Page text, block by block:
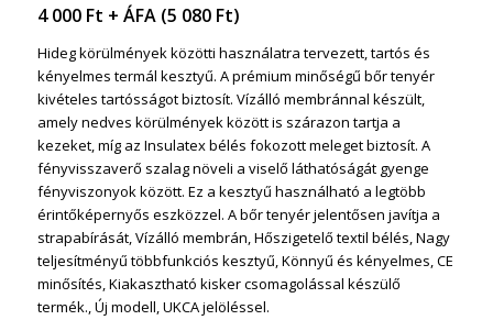
4 000 Ft + ÁFA (5 080 Ft)
Hideg körülmények közötti használatra tervezett, tartós és
kényelmes termál kesztyű. A prémium minőségű bőr tenyér
kivételes tartósságot biztosít. Vízálló membránnal készült,
amely nedves körülmények között is szárazon tartja a
kezeket, míg az Insulatex bélés fokozott meleget biztosít. A
fényvisszaverő szalag növeli a viselő láthatóságát gyenge
fényviszonyok között. Ez a kesztyű használható a legtöbb
érintőképernyős eszközzel. A bőr tenyér jelentősen javítja a
strapabírását, Vízálló membrán, Hőszigetelő textil bélés, Nagy
teljesítményű többfunkciós kesztyű, Könnyű és kényelmes, CE
minősítés, Kiakasztható kisker csomagolással készülő
termék., Új modell, UKCA jelöléssel.